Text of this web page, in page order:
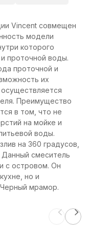
Vincent совмещен
модели
которого
проточной воды.
проточной и
их
Преимущество
в том, что не
на мойке и
воды.
на 360 градусов,
Данный смеситель
с островом. Он
но и
мрамор.